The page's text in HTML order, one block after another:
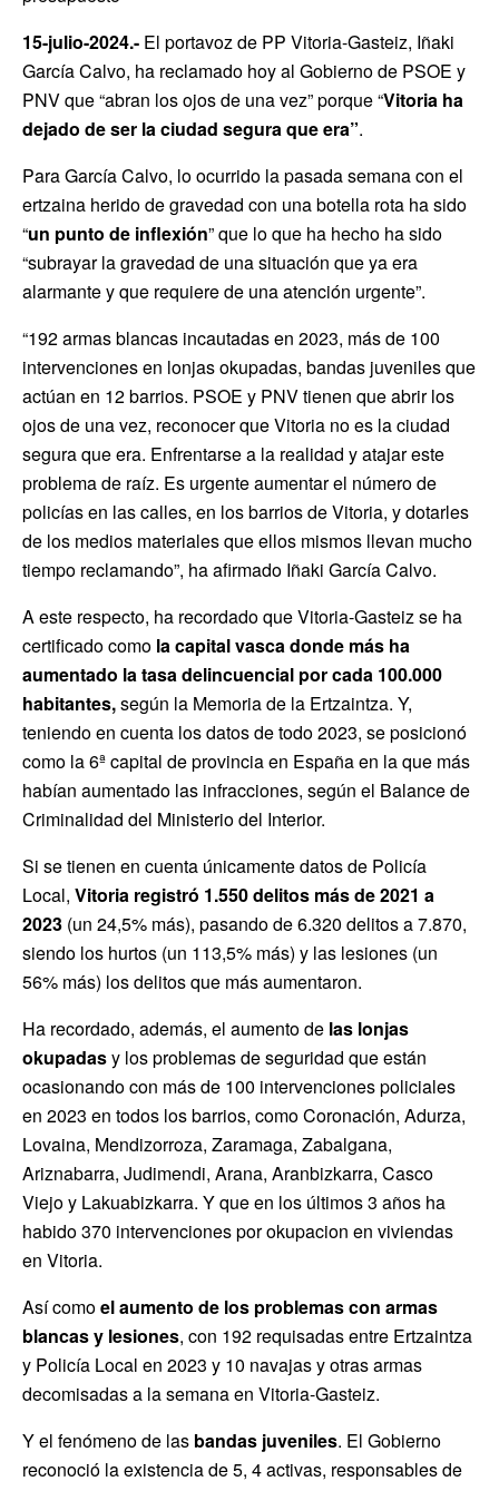
15-julio-2024.- El portavoz de PP Vitoria-Gasteiz, Iñaki
García Calvo, ha reclamado hoy al Gobierno de PSOE y
PNV que “abran los ojos de una vez” porque “Vitoria ha
dejado de ser la ciudad segura que era”.
Para García Calvo, lo ocurrido la pasada semana con el
ertzaina herido de gravedad con una botella rota ha sido
“un punto de inflexión” que lo que ha hecho ha sido
“subrayar la gravedad de una situación que ya era
alarmante y que requiere de una atención urgente”.
“192 armas blancas incautadas en 2023, más de 100
intervenciones en lonjas okupadas, bandas juveniles que
actúan en 12 barrios. PSOE y PNV tienen que abrir los
ojos de una vez, reconocer que Vitoria no es la ciudad
segura que era. Enfrentarse a la realidad y atajar este
problema de raíz. Es urgente aumentar el número de
policías en las calles, en los barrios de Vitoria, y dotarles
de los medios materiales que ellos mismos llevan mucho
tiempo reclamando”, ha afirmado Iñaki García Calvo.
A este respecto, ha recordado que Vitoria-Gasteiz se ha
certificado como la capital vasca donde más ha
aumentado la tasa delincuencial por cada 100.000
habitantes,según la Memoria de la Ertzaintza. Y,
teniendo en cuenta los datos de todo 2023, se posicionó
como la 6ª capital de provincia en España en la que más
habían aumentado las infracciones, según el Balance de
Criminalidad del Ministerio del Interior.
Si se tienen en cuenta únicamente datos de Policía
Local, Vitoria registró 1.550 delitos más de 2021 a
2023 (un 24,5% más), pasando de 6.320 delitos a 7.870,
siendo los hurtos (un 113,5% más) y las lesiones (un
56% más) los delitos que más aumentaron.
Ha recordado, además, el aumento de las lonjas
okupadasy los problemas de seguridad que están
ocasionando con más de 100 intervenciones policiales
en 2023 en todos los barrios, como Coronación, Adurza,
Lovaina, Mendizorroza, Zaramaga, Zabalgana,
Ariznabarra, Judimendi, Arana, Aranbizkarra, Casco
Viejo y Lakuabizkarra. Y que en los últimos 3 años ha
habido 370 intervenciones por okupacion en viviendas
en Vitoria.
Así comoel aumento de los problemas con armas
blancas y lesiones, con 192 requisadas entre Ertzaintza
y Policía Local en 2023 y 10 navajas y otras armas
decomisadas a la semana en Vitoria-Gasteiz.
Y el fenómeno de las bandas juveniles. El Gobierno
reconoció la existencia de 5, 4 activas, responsables de